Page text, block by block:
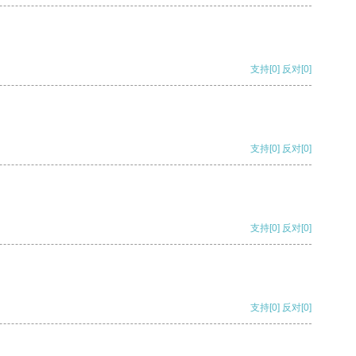
支持[0] 反对[0]
支持[0] 反对[0]
支持[0] 反对[0]
支持[0] 反对[0]